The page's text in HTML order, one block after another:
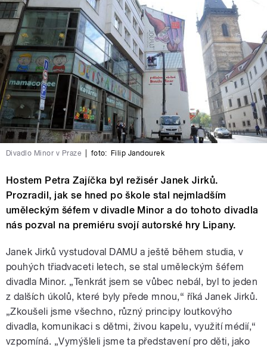
Divadlo Minor v Praze foto: Filip Jandourek
Hostem Petra Zajíčka byl režisér Janek Jirků.
Prozradil, jak se hned po škole stal nejmladším
uměleckým šéfem v divadle Minor a do tohoto divadla
nás pozval na premiéru svojí autorské hry Lipany.
Janek Jirků vystudoval DAMU a ještě během studia, v
pouhých třiadvaceti letech, se stal uměleckým šéfem
divadla Minor. „Tenkrát jsem se vůbec nebál, byl to jeden
z dalších úkolů, které byly přede mnou,“ říká Janek Jirků.
„Zkoušeli jsme všechno, různý principy loutkovýho
divadla, komunikaci s dětmi, živou kapelu, využití médií,“
vzpomíná. „Vymýšleli jsme ta představení pro děti, jako